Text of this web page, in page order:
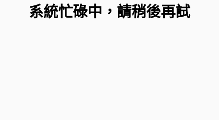
系統忙碌中，請稍後再試